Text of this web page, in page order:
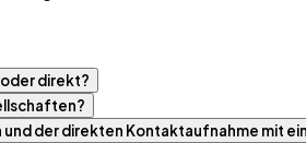
oder direkt?
der direkten Kontaktaufnahme mit